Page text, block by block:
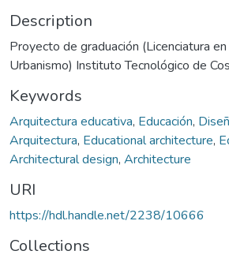
Description
Proyecto de graduación (Licenciatura
Urbanismo) Instituto Tecnológico de
Keywords
Arquitectura educativa, Educación,
Arquitectura, Educational architecture,
Architectural design, Architecture
URI
https://hdl.handle.net/2238/10666
Collections